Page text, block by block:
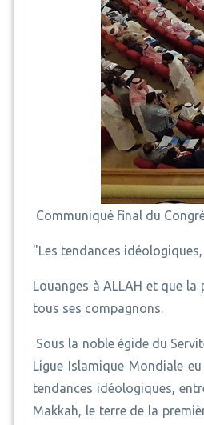
Communiqué final du
"Les tendances
Louanges à ALLAH et que
tous ses compagnons.
Sous la noble égide du
Ligue Islamique Mondiale
tendances idéologiques,
Makkah, le terre de la